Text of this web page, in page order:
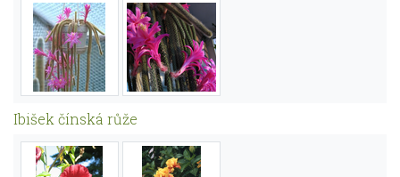
Ibišek čínská růže